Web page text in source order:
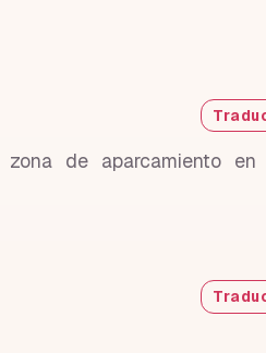
de aparcamiento en